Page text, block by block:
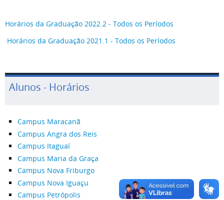
Horários da Graduação 2022.2 - Todos os Períodos
Horários da Graduação 2021.1 - Todos os Períodos
Alunos - Horários
Campus Maracanã
Campus Angra dos Reis
Campus Itaguaí
Campus Maria da Graça
Campus Nova Friburgo
Campus Nova Iguaçu
Campus Petrópolis